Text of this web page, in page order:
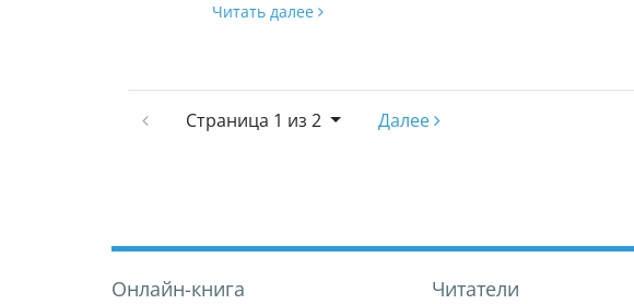
Читать далее
Страница 1 из 2 Далее
Онлайн-книга Читатели